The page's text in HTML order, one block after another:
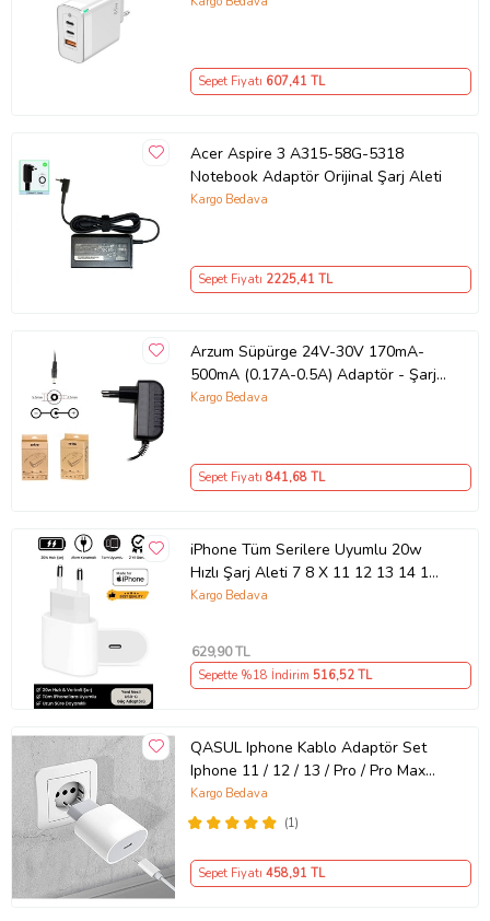
Adaptörü – Type-C ve USB Çıkışlı,
Evrensel 65W Duvar Tipi Şarj
Sepet Fiyatı 607,41 TL
Acer Aspire 3 A315-58G-5318
Notebook Adaptör Orijinal Şarj Aleti
Kargo Bedava
Sepet Fiyatı 2225,41 TL
Arzum Süpürge 24V-30V 170mA-
500mA (0.17A-0.5A) Adaptör - Şarj
Aleti RETRO
Kargo Bedava
Sepet Fiyatı 841,68 TL
iPhone Tüm Serilere Uyumlu 20w
Hızlı Şarj Aleti 7 8 X 11 12 13 14 15
16 İçin Type-C Girişli Adaptör
Kargo Bedava
629,90 TL
Sepette %18 İndirim 516,52 TL
QASUL Iphone Kablo Adaptör Set
Iphone 11 / 12 / 13 / Pro / Pro Max
Uyumlu Şarj Aleti Seti
(1)
Kargo Bedava
Sepet Fiyatı 458,91 TL